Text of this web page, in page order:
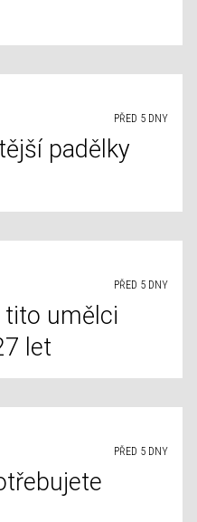
PŘED 5 DNY
padělky
PŘED 5 DNY
tito umělci
let
PŘED 5 DNY